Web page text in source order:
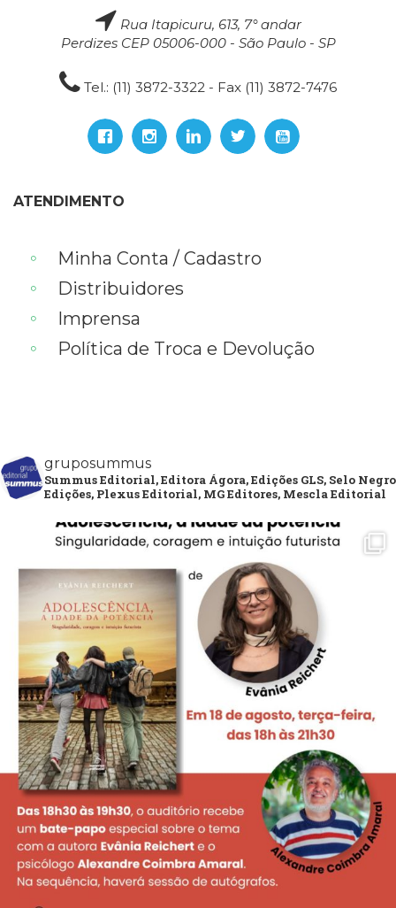
Rua Itapicuru, 613, 7° andar
Perdizes CEP 05006-000 - São Paulo - SP
Tel.: (11) 3872-3322 - Fax (11) 3872-7476
ATENDIMENTO
Minha Conta / Cadastro
Distribuidores
Imprensa
Política de Troca e Devolução
gruposummus
Summus Editorial, Editora Ágora, Edições GLS, Selo Negro
Edições, Plexus Editorial, MG Editores, Mescla Editorial